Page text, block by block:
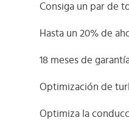
Consiga un par de
Hasta un 20% de
18 meses de
Optimización de
Optimiza la